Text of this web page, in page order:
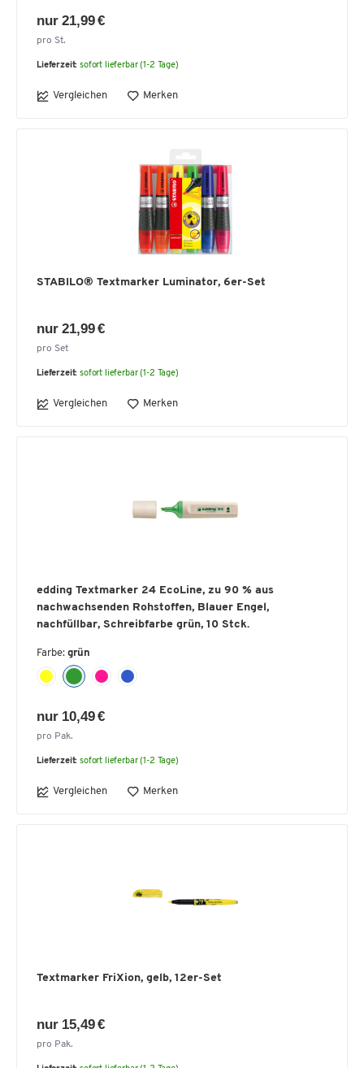
nur 21,99 €
pro St.
Lieferzeit: sofort lieferbar (1-2 Tage)
Vergleichen Merken
STABILO® Textmarker Luminator, 6er-Set
nur 21,99 €
pro Set
Lieferzeit: sofort lieferbar (1-2 Tage)
Vergleichen Merken
edding Textmarker 24 EcoLine, zu 90 % aus
nachwachsenden Rohstoffen, Blauer Engel,
nachfüllbar, Schreibfarbe grün, 10 Stck.
Farbe: grün
nur 10,49 €
pro Pak.
Lieferzeit: sofort lieferbar (1-2 Tage)
Vergleichen Merken
Textmarker FriXion, gelb, 12er-Set
nur 15,49 €
pro Pak.